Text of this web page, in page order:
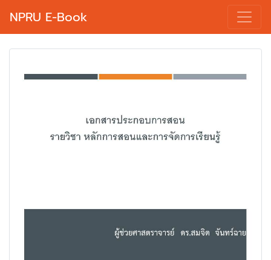
NPRU E-Book